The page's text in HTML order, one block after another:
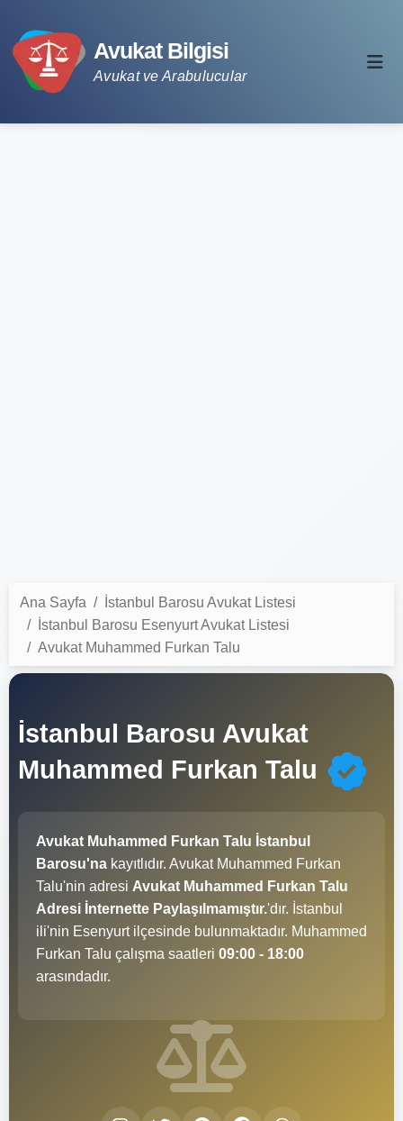
Avukat Bilgisi
Avukat ve Arabulucular
Ana Sayfa
İstanbul Barosu Avukat Listesi
İstanbul Barosu Esenyurt Avukat Listesi
Avukat Muhammed Furkan Talu
İstanbul Barosu Avukat
Muhammed Furkan Talu
Avukat Muhammed Furkan Talu İstanbul
Barosu'na kayıtlıdır. Avukat Muhammed Furkan
Talu'nin adresi Avukat Muhammed Furkan Talu
Adresi İnternette Paylaşılmamıştır.'dır. İstanbul
ili'nin Esenyurt ilçesinde bulunmaktadır. Muhammed
Furkan Talu çalışma saatleri 09:00 - 18:00
arasındadır.